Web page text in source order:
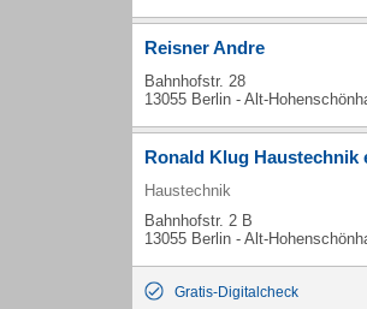
Reisner Andre
Bahnhofstr. 28
13055 Berlin - Alt-
Ronald Klug Haustechnik
Haustechnik
Bahnhofstr. 2 B
13055 Berlin - Alt-
Gratis-Digitalcheck